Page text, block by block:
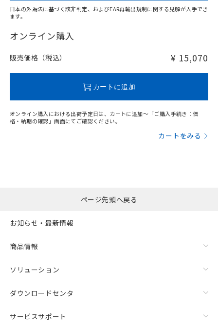
在庫等で未対応品が混在する可能性があります。
問い合わせください。
日本の外為法に基づく該非判定、およびEAR再輸出規制に関する見解が入手でき
ます。
オンライン購入
販売価格（税込） ¥ 15,070
カートに追加
オンライン購入における出荷予定日は、カートに追加～「ご購入手続き：価
格・納期の確認」画面にてご確認ください。
カートをみる
ページ先頭へ戻る
お知らせ・最新情報
商品情報
ソリューション
ダウンロードセンタ
サービスサポート